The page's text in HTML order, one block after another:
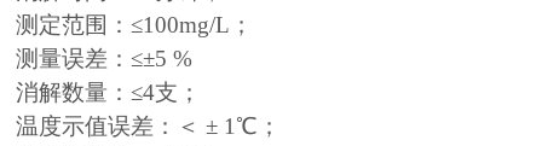
测定范围：≤100mg/L；
测量误差：≤±5 %
消解数量：≤4支；
温度示值误差：＜ ± 1℃；